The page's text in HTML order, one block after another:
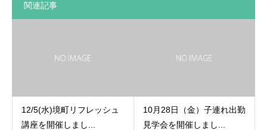
関連記事
12/5(水)境町リフレッシュ
講座を開催しまし...
10月28日（金）子連れ出勤
見学会を開催しまし...